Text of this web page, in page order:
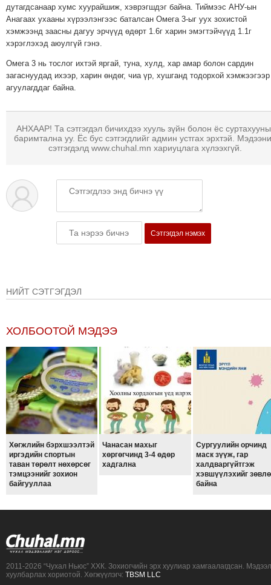
дутагдсанаар хумс хуурайшиж, хэврэгшдэг байна. Тиймээс АНУ-ын
Анагаах ухааны хүрээлэнгээс баталсан Омега 3-ыг уух зохистой
хэмжээнд заасны дагуу эрчүүд өдөрт 1.6г харин эмэгтэйчүүд 1.1г
хэрэглэхэд аюулгүй гэнэ.
Омега 3 нь тослог ихтэй яргай, туна, хулд, хар амар болон сардин
загаснуудад ихээр, харин өндөг, чиа үр, хушганд тодорхой хэмжээгээр
агуулагддаг байна.
АНХААР! Та сэтгэгдэл бичихдээ хууль зүйн болон ёс
баримтална уу. Ёс бус сэтгэгдлийг админ устгах эрхтэй.
сэтгэгдэлд www.chuhal.mn хариуцлага хүлээхгүй.
Сэтгэгдэл нэмэх
НИЙТ СЭТГЭГДЭЛ
ХОЛБООТОЙ МЭДЭЭ
Хөгжлийн бэрхшээлтэй
иргэдийн спортын
таван төрөлт нөхөрсөг
тэмцээнийг зохион
байгууллаа
Чанасан махыг
хөргөгчинд 3-4 өдөр
хадгална
Сургуулийн орчинд
маск зүүж, гар
халдваргүйтгэж
хэвшүүлэхийг
байна
2011-2026 “Чухал Ньюс” ХХК. Зохиогчийн эрх хуулиар хамгаалагдсан.
хуулбарлах хориотой. Хөгжүүлэгч: TBSM LLC